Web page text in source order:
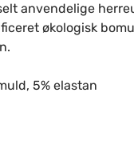
anvendelige
økologisk
5% elastan